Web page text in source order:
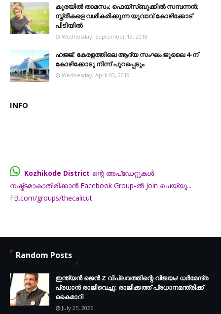
കൂരയില്‍ താമസം; ഫെയ്‌സ്ബുക്കില്‍ സമ്പന്നന്‍;
സ്ത്രീകളെ വശീകരിക്കുന്ന യുവാവ് കോഴിക്കോട്
പിടിയിൽ
Wednesday, September 19, 2018
ഹജ്ജ്: കേരളത്തിലെ ആദ്യ സംഘം ജൂലൈ 4-ന്
കോഴിക്കോടു നിന്ന് പുറപ്പെടും
Wednesday, April 03, 2019
INFO
Kozhikode District-ന്റെ അപ്ഡേറ്റുകൾ
നഷ്ട്ടമാകാതിരിക്കാൻ Facebook Group-ൽ Join ചെയ്യൂ...
Random Posts
ഇന്ത്യൻ ജെൻ Z വിപ്ലവത്തിന്റെ വിജയം! ധർമേന്ദ്ര
പ്രധാൻ രാജിവെച്ചു; രാജിക്കത്ത് പ്രധാനമന്ത്രിക്ക്
കൈമാറി
July 25, 2026